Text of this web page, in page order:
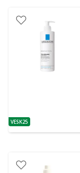
patarimas
VESK25